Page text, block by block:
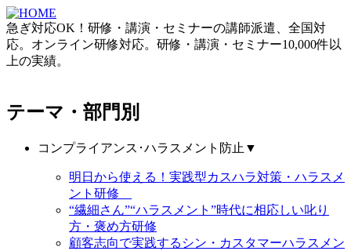
急ぎ対応OK！研修・講演・セミナーの講師派遣、全国対
応。オンライン研修対応。研修・講演・セミナー10,000件以
上の実績。
テーマ・部門別
コンプライアンス･ハラスメント防止 ▼
明日から使える！実践型カスハラ対策・ハラスメ
ント研修
“繊細さん”“ハラスメント”時代に相応しい叱り
方・褒め方研修
顧客志向で実践するシン・カスタマーハラスメン